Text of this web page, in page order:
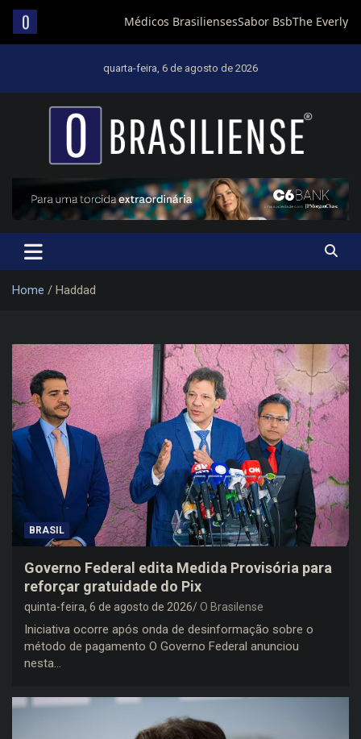
quarta-feira, 6 de agosto de 2026
Um diário de notícias que trabalha por Brasília
Home Haddad
BRASIL
Governo Federal edita Medida Provisória para
reforçar gratuidade do Pix
quinta-feira, 6 de agosto de 2026 O Brasilense
Iniciativa ocorre após onda de desinformação sobre o
método de pagamento O Governo Federal anunciou
nesta…